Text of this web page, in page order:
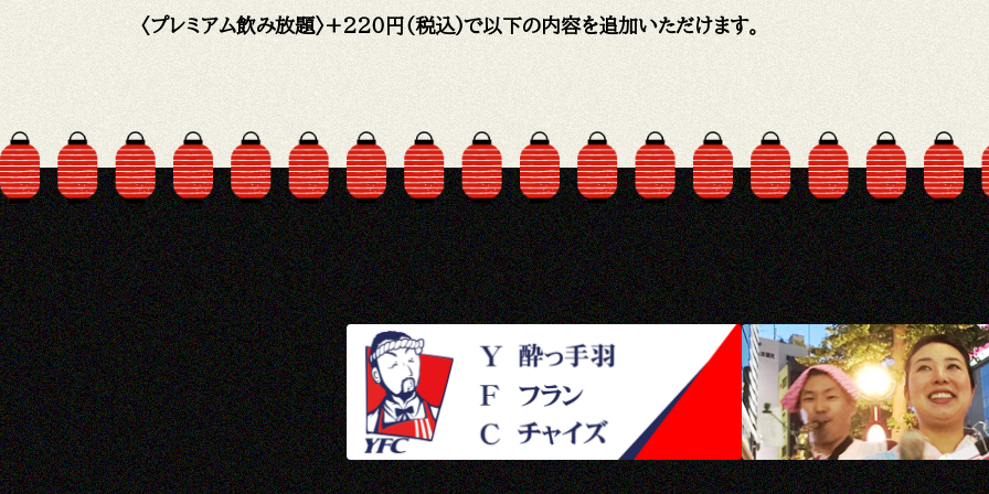
〈プレミアム飲み放題〉+220円(税込)で以下の内容を追加いただけます。